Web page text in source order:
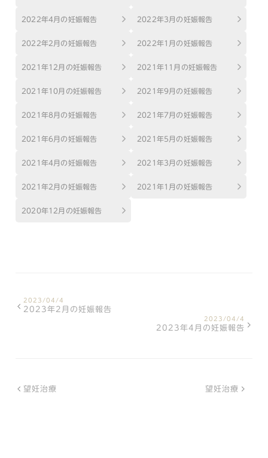
2022年4月の妊娠報告 2022年3月の妊娠報告
2022年2月の妊娠報告 2022年1月の妊娠報告
2021年12月の妊娠報告 2021年11月の妊娠報告
2021年10月の妊娠報告 2021年9月の妊娠報告
2021年8月の妊娠報告 2021年7月の妊娠報告
2021年6月の妊娠報告 2021年5月の妊娠報告
2021年4月の妊娠報告 2021年3月の妊娠報告
2021年2月の妊娠報告 2021年1月の妊娠報告
2020年12月の妊娠報告
2023/04/4
2023年2月の妊娠報告
2023/04/4
2023年4月の妊娠報告
望妊治療 望妊治療